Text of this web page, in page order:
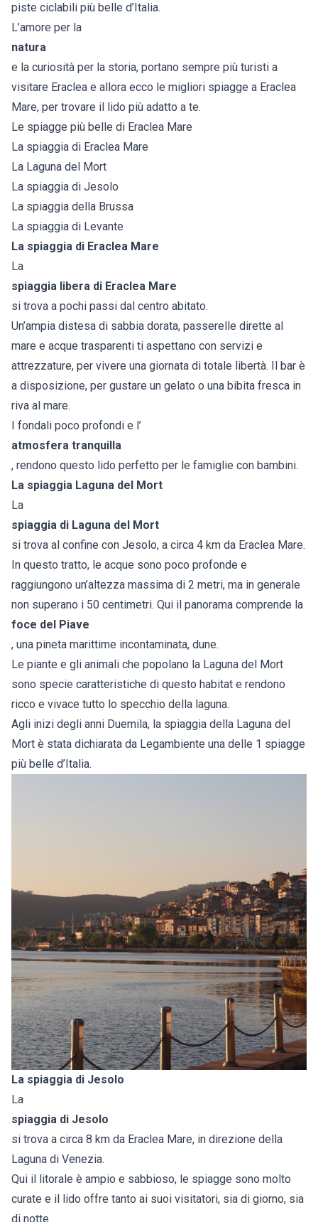
piste ciclabili più belle d’Italia.
L’amore per la
natura
e la curiosità per la storia, portano sempre più turisti a
visitare Eraclea e allora ecco le migliori spiagge a Eraclea
Mare, per trovare il lido più adatto a te.
Le spiagge più belle di Eraclea Mare
La spiaggia di Eraclea Mare
La Laguna del Mort
La spiaggia di Jesolo
La spiaggia della Brussa
La spiaggia di Levante
La spiaggia di Eraclea Mare
La
spiaggia libera di Eraclea Mare
si trova a pochi passi dal centro abitato.
Un’ampia distesa di sabbia dorata, passerelle dirette al
mare e acque trasparenti ti aspettano con servizi e
attrezzature, per vivere una giornata di totale libertà. Il bar è
a disposizione, per gustare un gelato o una bibita fresca in
riva al mare.
I fondali poco profondi e l’
atmosfera tranquilla
, rendono questo lido perfetto per le famiglie con bambini.
La spiaggia Laguna del Mort
La
spiaggia di Laguna del Mort
si trova al confine con Jesolo, a circa 4 km da Eraclea Mare.
In questo tratto, le acque sono poco profonde e
raggiungono un’altezza massima di 2 metri, ma in generale
non superano i 50 centimetri. Qui il panorama comprende la
foce del Piave
, una pineta marittime incontaminata, dune.
Le piante e gli animali che popolano la Laguna del Mort
sono specie caratteristiche di questo habitat e rendono
ricco e vivace tutto lo specchio della laguna.
Agli inizi degli anni Duemila, la spiaggia della Laguna del
Mort è stata dichiarata da Legambiente una delle 1 spiagge
più belle d’Italia.
La spiaggia di Jesolo
La
spiaggia di Jesolo
si trova a circa 8 km da Eraclea Mare, in direzione della
Laguna di Venezia.
Qui il litorale è ampio e sabbioso, le spiagge sono molto
curate e il lido offre tanto ai suoi visitatori, sia di giorno, sia
di notte.